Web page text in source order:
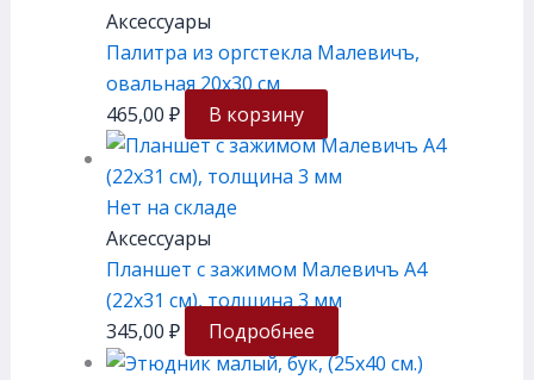
Аксессуары
Палитра из оргстекла Малевичъ,
овальная 20х30 см
465,00 ₽ В корзину
Нет на складе
Аксессуары
Планшет с зажимом Малевичъ А4
(22х31 см), толщина 3 мм
345,00 ₽ Подробнее